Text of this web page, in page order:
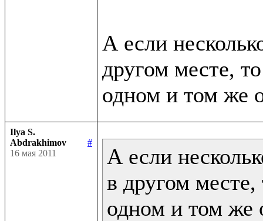
А если
другом месте,
Ilya S.
Abdrakhimov
#
16 мая 2011
А если
в другом месте,
одном и том же